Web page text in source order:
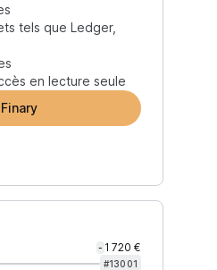
tels que Ledger,
en lecture seule
- 1 720 €
#13001